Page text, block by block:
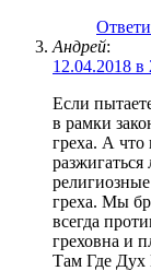
Андрей:
12.04.2018 в
Если
в рамки
греха. А что
греха. Мы
всегда
греховна и
Там Где Дух